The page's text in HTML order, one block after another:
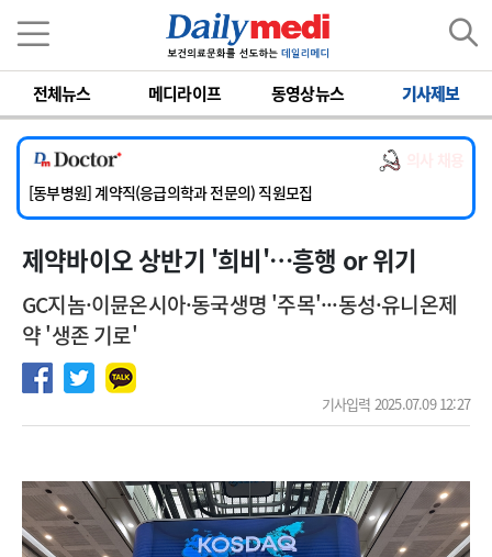
전체뉴스 메디라이프 동영상뉴스 기사제보
[서울아산병원] 2026년 하반기 인턴 모집
[영남대학교의료원] 마취통증의학과 임기제 임상의사 채용
[충남대학교병원] 소아청소년과(소아응급전담) 계약직 의사 공개채용
[동부병원] 계약직(응급의학과 전문의) 직원모집
[이대목동병원] 하반기 전공의(레지던트1년차) 모집
[영남대학교의료원] 마취통증의학과 임기제 임상의사 채용
제약바이오 상반기 '희비'…흥행 or 위기
GC지놈·이뮨온시아·동국생명 '주목'···동성·유니온제
약 '생존 기로'
기사입력 2025.07.09 12:27